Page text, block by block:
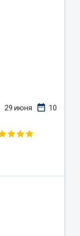
29 июня date_range 10